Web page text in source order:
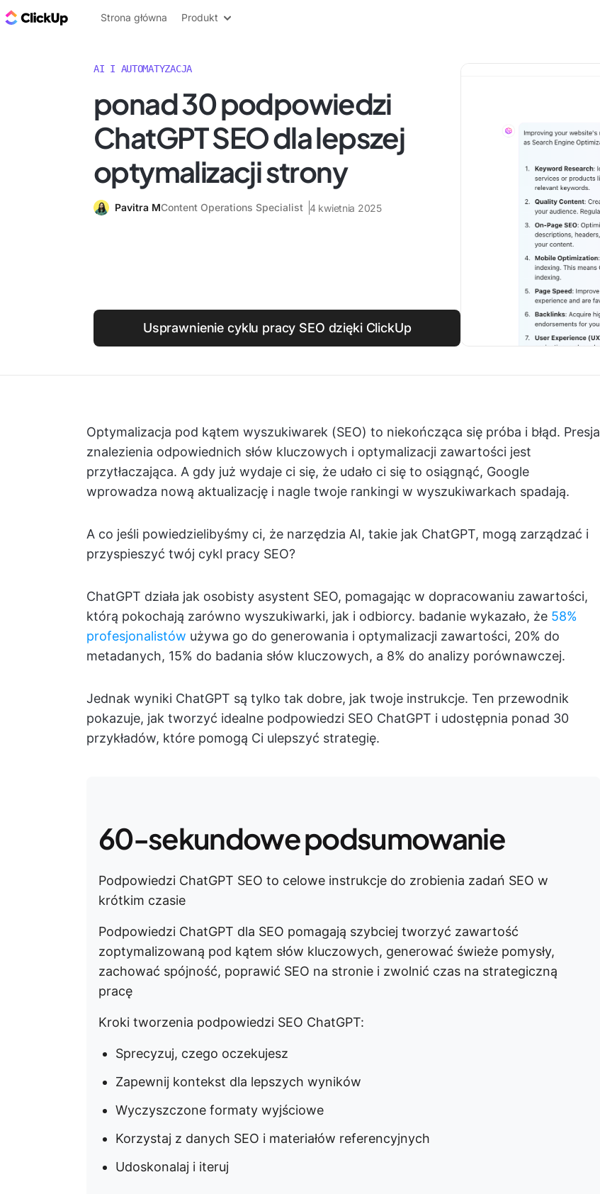
ClickUp Blog
Strona główna Produkt
AI I AUTOMATYZACJA
ponad 30 podpowiedzi
ChatGPT SEO dla lepszej
optymalizacji strony
Pavitra MContent Operations Specialist 4 kwietnia 2025
Usprawnienie cyklu pracy SEO dzięki ClickUp
Optymalizacja pod kątem wyszukiwarek (SEO) to niekończąca się próba i błąd. Presja
znalezienia odpowiednich słów kluczowych i optymalizacji zawartości jest
przytłaczająca. A gdy już wydaje ci się, że udało ci się to osiągnąć, Google
wprowadza nową aktualizację i nagle twoje rankingi w wyszukiwarkach spadają.
A co jeśli powiedzielibyśmy ci, że narzędzia AI, takie jak ChatGPT, mogą zarządzać i
przyspieszyć twój cykl pracy SEO?
ChatGPT działa jak osobisty asystent SEO, pomagając w dopracowaniu zawartości,
którą pokochają zarówno wyszukiwarki, jak i odbiorcy. badanie wykazało, że 58%
profesjonalistów używa go do generowania i optymalizacji zawartości, 20% do
metadanych, 15% do badania słów kluczowych, a 8% do analizy porównawczej.
Jednak wyniki ChatGPT są tylko tak dobre, jak twoje instrukcje. Ten przewodnik
pokazuje, jak tworzyć idealne podpowiedzi SEO ChatGPT i udostępnia ponad 30
przykładów, które pomogą Ci ulepszyć strategię.
60-sekundowe podsumowanie
Podpowiedzi ChatGPT SEO to celowe instrukcje do zrobienia zadań SEO w
krótkim czasie
Podpowiedzi ChatGPT dla SEO pomagają szybciej tworzyć zawartość
zoptymalizowaną pod kątem słów kluczowych, generować świeże pomysły,
zachować spójność, poprawić SEO na stronie i zwolnić czas na strategiczną
pracę
Kroki tworzenia podpowiedzi SEO ChatGPT:
Sprecyzuj, czego oczekujesz
Zapewnij kontekst dla lepszych wyników
Wyczyszczone formaty wyjściowe
Korzystaj z danych SEO i materiałów referencyjnych
Udoskonalaj i iteruj